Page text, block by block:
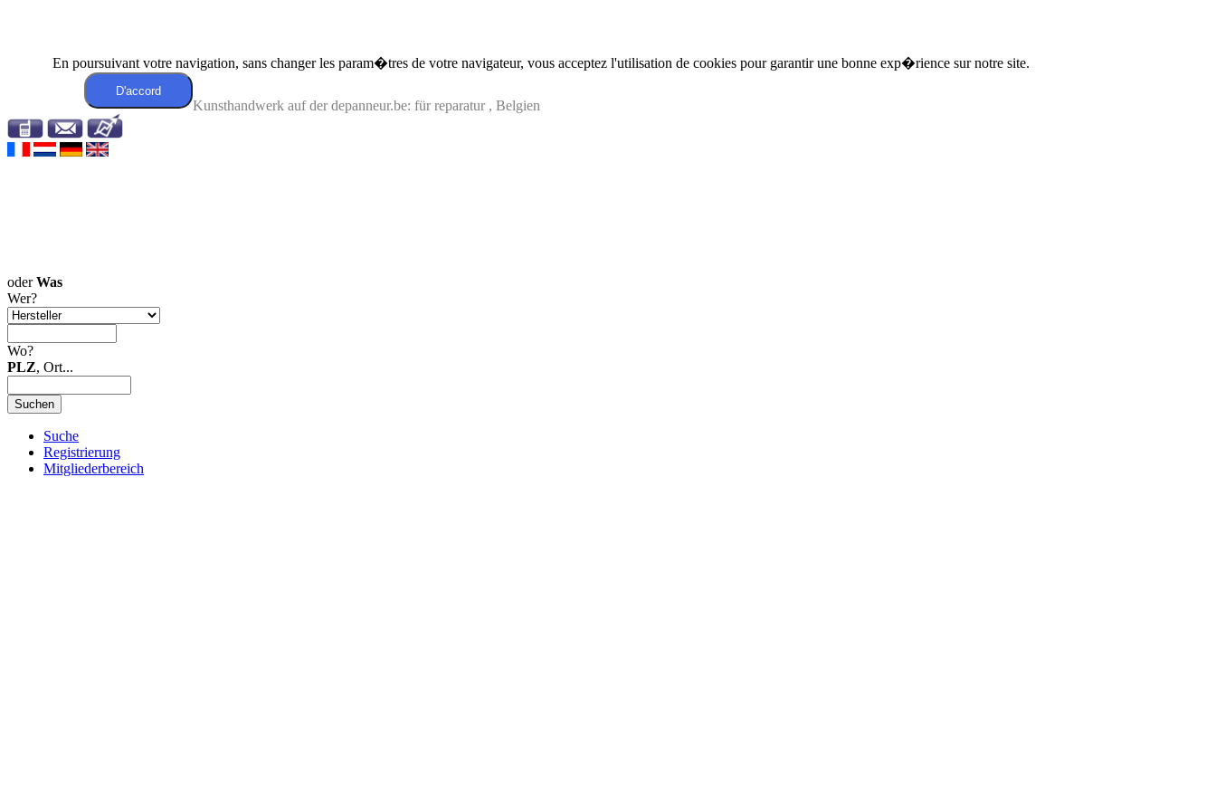
En poursuivant votre navigation, sans changer les param�tres de votre navigateur, vous acceptez l'utilisation de cookies pour garantir une bonne exp�rience sur notre site.
Kunsthandwerk auf der depanneur.be: für reparatur , Belgien
oderWas
Wer?
Wo?
PLZ, Ort...
Suche
Registrierung
Mitgliederbereich